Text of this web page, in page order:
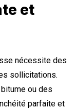
et
nécessite des
sollicitations.
ou des
parfaite et